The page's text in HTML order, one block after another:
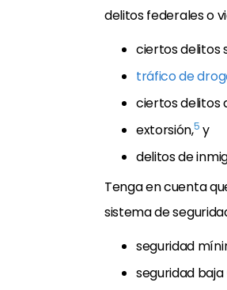
delitos federales o
ciertos delitos
tráfico de
ciertos delitos
extorsión,5 y
delitos de
Tenga en cuenta
sistema de
seguridad
seguridad